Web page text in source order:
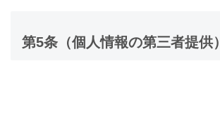
第5条（個人情報の第三者提供）